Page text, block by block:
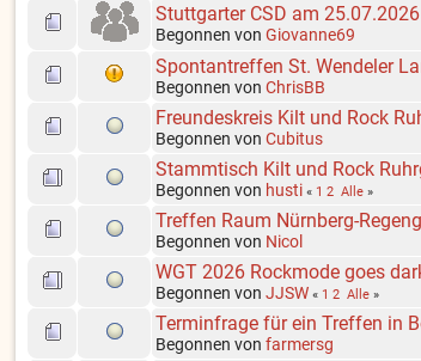
Stuttgarter CSD am 25.07.2026
Begonnen vonGiovanne69
Spontantreffen St. Wendeler
Begonnen vonChrisBB
Freundeskreis Kilt und Rock
Begonnen vonCubitus
Stammtisch Kilt und Rock
Begonnen von husti « 1 2 Alle »
Treffen Raum Nürnberg-
Begonnen von Nicol
WGT 2026 Rockmode goes
Begonnen vonJJSW « 1 2 Alle »
Terminfrage für ein Treffen in
Begonnen vonfarmersg